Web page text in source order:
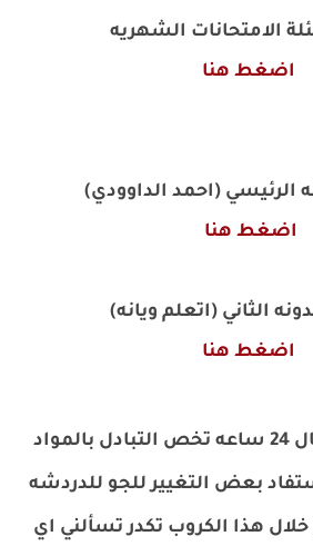
الامتحانات الشهريه
اضغط هنا
الرئيسي (احمد الداوودي)
اضغط هنا
الثاني (اتعلم ويانه)
اضغط هنا
كروب ودردشه فعال 24 ساعه تخص التبادل بالمواد
بعض التغيير للجو للدردشه
هذا الكروب تكدر تسألني اي